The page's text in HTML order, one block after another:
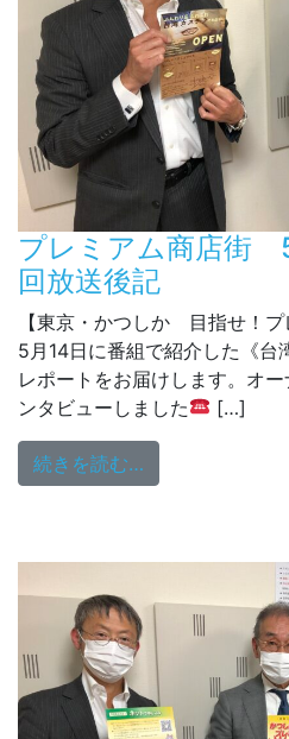
プレミアム商店街
回放送後記
【東京・かつしか 目指せ！
5月14日に番組で紹介した《台
レポートをお届けします。オ
ンタビューしました
[…]
続きを読む…